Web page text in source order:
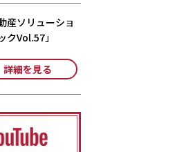
産ソリューショ
クVol.57」
詳細を見る